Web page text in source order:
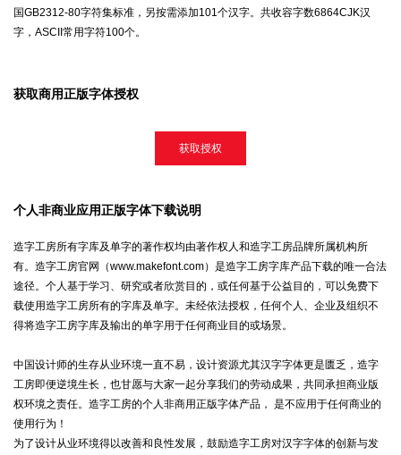
国GB2312-80字符集标准，另按需添加101个汉字。共收容字数6864CJK汉
字，ASCII常用字符100个。
获取商用正版字体授权
获取授权
个人非商业应用正版字体下载说明
造字工房所有字库及单字的著作权均由著作权人和造字工房品牌所属机构所
有。造字工房官网（www.makefont.com）是造字工房字库产品下载的唯一合法
途径。个人基于学习、研究或者欣赏目的，或任何基于公益目的，可以免费下
载使用造字工房所有的字库及单字。未经依法授权，任何个人、企业及组织不
得将造字工房字库及输出的单字用于任何商业目的或场景。
中国设计师的生存从业环境一直不易，设计资源尤其汉字字体更是匮乏，造字
工房即便逆境生长，也甘愿与大家一起分享我们的劳动成果，共同承担商业版
权环境之责任。造字工房的个人非商用正版字体产品， 是不应用于任何商业的
使用行为！
为了设计从业环境得以改善和良性发展，鼓励造字工房对汉字字体的创新与发